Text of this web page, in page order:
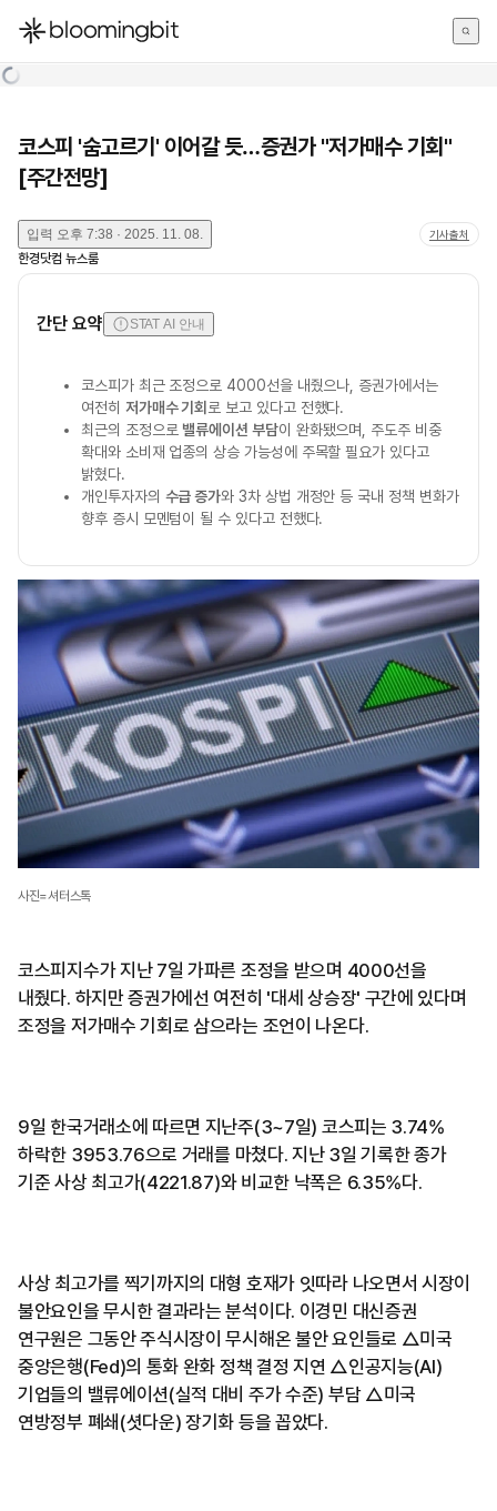
한국어
코스피 '숨고르기' 이어갈 듯…증권가 "저가매수 기회"
[주간전망]
입력 오후 7:38 · 2025. 11. 08. 기사출처
한경닷컴 뉴스룸
간단 요약 STAT AI 안내
코스피가 최근 조정으로 4000선을 내줬으나, 증권가에서는
여전히 저가매수 기회 로 보고 있다고 전했다.
최근의 조정으로 밸류에이션 부담이 완화됐으며, 주도주 비중
확대와 소비재 업종의 상승 가능성에 주목할 필요가 있다고
밝혔다.
개인투자자의 수급 증가와 3차 상법 개정안 등 국내 정책 변화가
향후 증시 모멘텀이 될 수 있다고 전했다.
사진=셔터스톡
코스피지수가 지난 7일 가파른 조정을 받으며 4000선을
내줬다. 하지만 증권가에선 여전히 '대세 상승장' 구간에 있다며
조정을 저가매수 기회로 삼으라는 조언이 나온다.
9일 한국거래소에 따르면 지난주(3~7일) 코스피는 3.74%
하락한 3953.76으로 거래를 마쳤다. 지난 3일 기록한 종가
기준 사상 최고가(4221.87)와 비교한 낙폭은 6.35%다.
사상 최고가를 찍기까지의 대형 호재가 잇따라 나오면서 시장이
불안요인을 무시한 결과라는 분석이다. 이경민 대신증권
연구원은 그동안 주식시장이 무시해온 불안 요인들로 △미국
중앙은행(Fed)의 통화 완화 정책 결정 지연 △인공지능(AI)
기업들의 밸류에이션(실적 대비 주가 수준) 부담 △미국
연방정부 폐쇄(셧다운) 장기화 등을 꼽았다.